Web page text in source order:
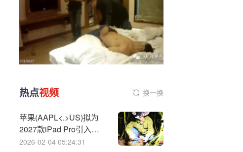
热点视频 换一换
苹果(AAPL<.>US)拟为
2027款iPad Pro引入
iPhone 17 Pro同款散热
2026-02-04 05:24:31